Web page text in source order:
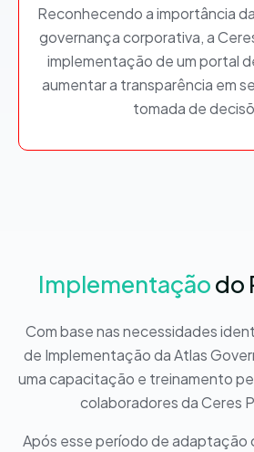
Reconhecendo a importância
governança corporativa, a
implementação de um portal
aumentar a transparência em
tomada de
Implementaçãodo
Com base nas necessidades
de Implementação da Atlas
uma capacitação e treinamento
colaboradores da Ceres
Após esse período de adaptação